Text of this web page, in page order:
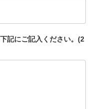
記にご記入ください。(2